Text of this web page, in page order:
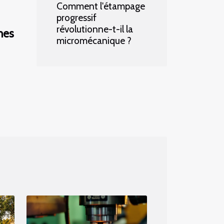
Comment l'étampage
progressif
révolutionne-t-il la
micromécanique ?